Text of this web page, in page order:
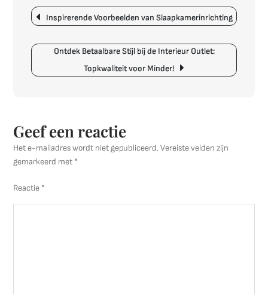
Sfeer
met
Berichtnavigatie
Inspirerende Voorbeelden van Slaapkamerinrichting
Ontdek Betaalbare Stijl bij de Interieur Outlet:
Topkwaliteit voor Minder!
Geef een reactie
Het e-mailadres wordt niet gepubliceerd. Vereiste velden zijn
gemarkeerd met *
Reactie *